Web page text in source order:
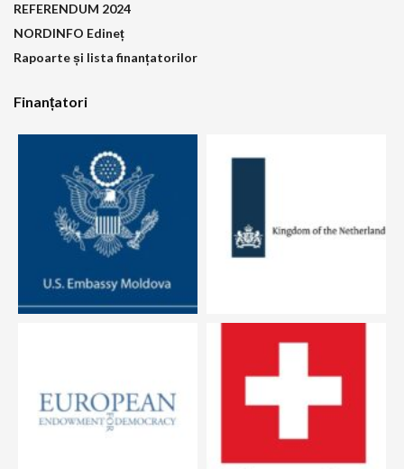
REFERENDUM 2024
NORDINFO Edineț
Rapoarte și lista finanțatorilor
Finanțatori